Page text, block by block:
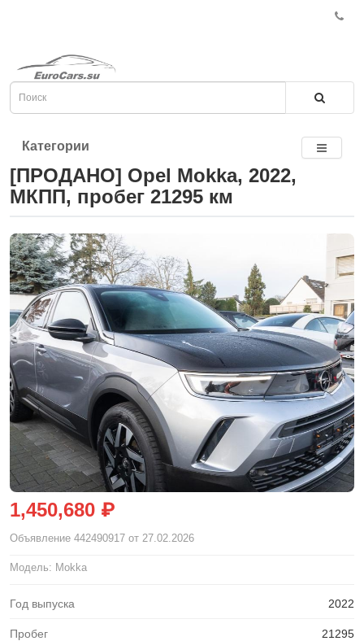
Категории
[ПРОДАНО] Opel Mokka, 2022,
МКПП, пробег 21295 км
1,450,680 ₽
Объявление 442490917 от 27.02.2026
Модель: Mokka
Год выпуска 2022
Пробег 21295